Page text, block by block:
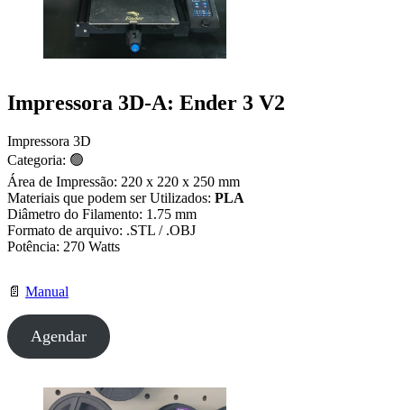
Impressora 3D-A: Ender 3 V2
Impressora 3D
Categoria: 🟢
Área de Impressão: 220 x 220 x 250 mm
Materiais que podem ser Utilizados: PLA
Diâmetro do Filamento: 1.75 mm
Formato de arquivo: .STL / .OBJ
Potência: 270 Watts
📄 Manual
Agendar